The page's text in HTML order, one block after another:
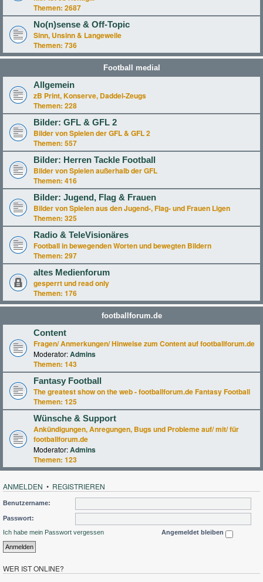
Themen: 2687
No(n)sense & Off-Topic
Sinn, Unsinn & Langeweile
Themen: 736
Football medial
Allgemein
zB Print, Konserve, Daddel-Zeugs
Themen: 228
Bilder: GFL & GFL 2
Bilder von Spielen der GFL & GFL 2
Themen: 557
Bilder: Herren Tackle Football
Bilder von Spielen außerhalb der GFL
Themen: 416
Bilder: Jugend, Flag & Frauen
Bilder von Spielen aus den Jugend-, Flag- und Frauen Ligen
Themen: 325
Radio & TeleVisionäres
Football in bewegenden Worten und bewegten Bildern
Themen: 297
altes Medienforum
gesperrt und read only
Themen: 176
footballforum.de
Content
Fragen/ Anmerkungen/ Hinweise zum Content auf footballforum.de
Moderator:Admins
Themen: 143
Fantasy Football
The greatest show on the web - footballforum.de Fantasy Football
Themen: 125
Wünsche & Support
Ankündigungen, Anregungen, Bugs und Probleme auf/ mit/ für
footballforum.de
Moderator:Admins
Themen: 123
ANMELDEN • REGISTRIEREN
Benutzername:
Passwort:
Ich habe mein Passwort vergessen
Angemeldet bleiben
WER IST ONLINE?